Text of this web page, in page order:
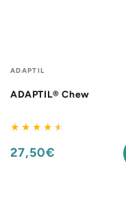
Fournisseur:
ADAPTIL
ADAPTIL® Chew
Prix
27,50€